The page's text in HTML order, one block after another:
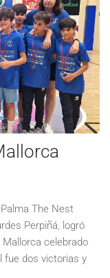
The Nest
Perpiñá, logró
celebrado
fue dos victorias y